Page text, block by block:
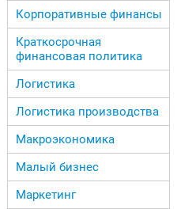
Корпоративные финансы
Краткосрочная
финансовая политика
Логистика
Логистика производства
Макроэкономика
Малый бизнес
Маркетинг